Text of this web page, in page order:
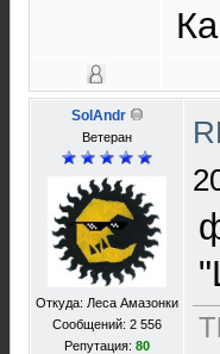
SolAndr
Ветеран
Откуда: Леса Амазонки
Сообщений: 2 556
Репутация: 80